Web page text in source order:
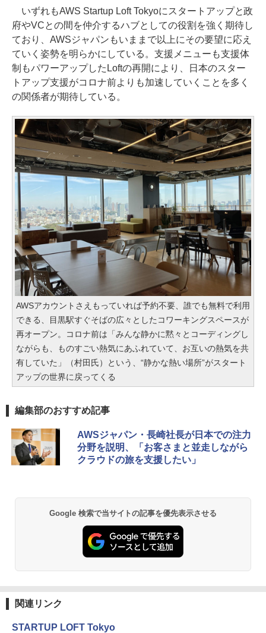
いずれもAWS Startup Loft Tokyoにスタートアップと政
府やVCとの間を仲介するハブとしての役割を強く期待し
ており、AWSジャパンもいままで以上にその要望に応え
ていく姿勢を明らかにしている。支援メニューも支援体
制もパワーアップしたLoftの再開により、日本のスター
トアップ支援がコロナ前よりも加速していくことを多く
の関係者が期待している。
AWSアカウントさえもっていれば予約不要、誰でも無料で利用
できる、目黒駅すぐそばの広々としたコワーキングスペースが
再オープン。コロナ前は「みんな静かに黙々とコーディングし
ながらも、ものすごい熱気にあふれていて、お互いの熱気を共
有していた」（村田氏）という、“静かな熱い場所”がスタート
アップの世界に戻ってくる
編集部のおすすめ記事
AWSジャパン・長崎社長が日本での注力
分野を説明、「お客さまと並走しながら
クラウドの旅を支援したい」
Google 検索で当サイトの記事を優先表示させる
関連リンク
STARTUP LOFT Tokyo